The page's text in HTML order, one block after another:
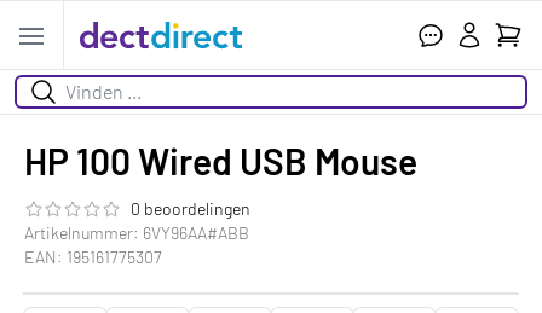
Open menu
Zoeken
HP 100 Wired USB Mouse
De beoordeling van dit product is
0 beoordelingen
Artikelnummer: 6VY96AA#ABB
EAN: 195161775307